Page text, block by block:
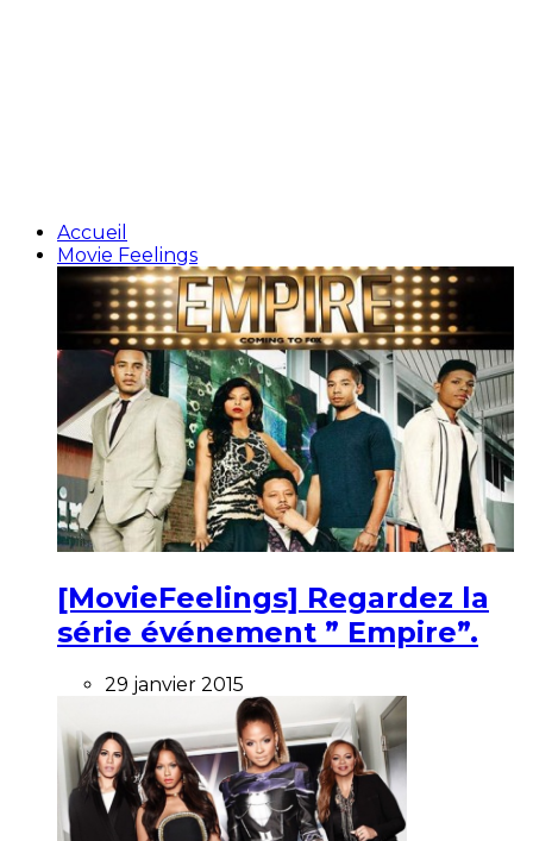
Accueil
Movie Feelings
[MovieFeelings] Regardez la
série événement ” Empire”.
29 janvier 2015